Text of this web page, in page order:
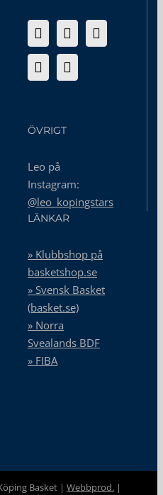
ÖVRIGT
Leo på
Instagram:
@leo_kopingstars
LÄNKAR
» Klubbshop på
basketshop.se
» Svensk Basket
(basket.se)
» Norra
Svealands BDF
» FIBA
Basket | Webbprod. |